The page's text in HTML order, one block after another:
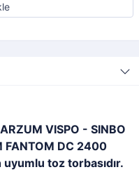
VISPO - SINBO
FANTOM DC 2400
toz torbasıdır.